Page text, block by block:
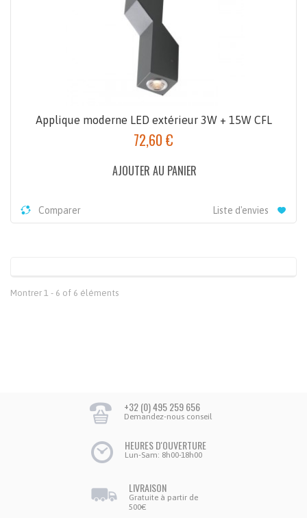
Applique moderne LED extérieur 3W + 15W CFL
72,60 €
AJOUTER AU PANIER
Liste d'envies
Comparer
Montrer 1 - 6 of 6 éléments
+32 (0) 495 259 656
Demandez-nous conseil
HEURES D'OUVERTURE
Lun-Sam: 8h00-18h00
LIVRAISON
Gratuite à partir de
500€